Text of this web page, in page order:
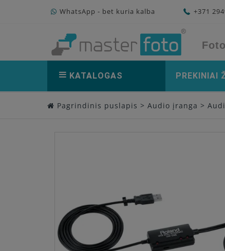
WhatsApp - bet kuria kalba +371
KATALOGAS PREKINIAI
Pagrindinis puslapis > Audio įranga >